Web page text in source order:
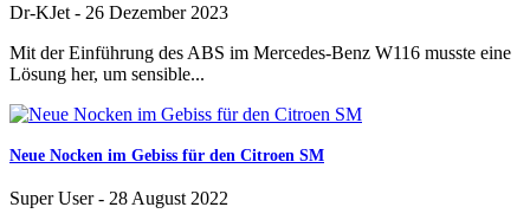
Dr-KJet - 26 Dezember 2023
Mit der Einführung des ABS im Mercedes-Benz W116 musste eine
Lösung her, um sensible...
Neue Nocken im Gebiss für den Citroen SM
Super User- 28 August 2022